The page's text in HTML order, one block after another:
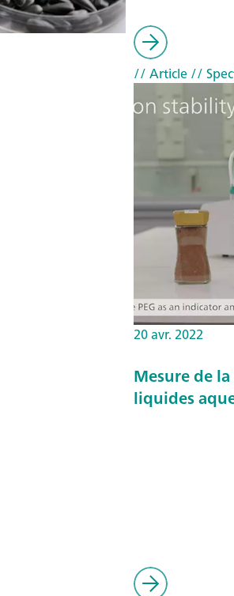
// Article//
20 avr. 2022
Mesure de
liquides